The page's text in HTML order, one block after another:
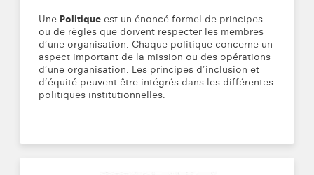
Une Politique est un énoncé formel de principes
ou de règles que doivent respecter les membres
d’une organisation. Chaque politique concerne un
aspect important de la mission ou des opérations
d’une organisation. Les principes d’inclusion et
d’équité peuvent être intégrés dans les différentes
politiques institutionnelles.